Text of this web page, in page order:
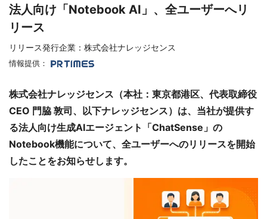
法人向け「Notebook AI」、全ユーザーへリ
リース
リリース発行企業：株式会社ナレッジセンス
情報提供：
株式会社ナレッジセンス（本社：東京都港区、代表取締役
CEO 門脇 敦司、以下ナレッジセンス）は、当社が提供す
る法人向け生成AIエージェント「ChatSense」の
Notebook機能について、全ユーザーへのリリースを開始
したことをお知らせします。